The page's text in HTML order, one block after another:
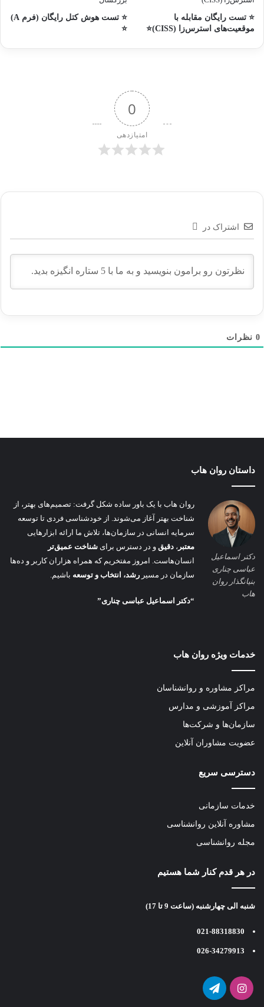
⭐ تست رایگان مقابله با
موقعیت‌های استرس‌زا (CISS)⭐
⭐ تست هوش کتل رایگان (فرم A)
⭐
0
امتیازدهی
اشتراک در
0 نظرات
داستان روان هاب
دکتر اسماعیل
عباسی چناری
بنیانگذار روان
هاب
روان هاب با یک باور ساده شکل گرفت: تصمیم‌های بهتر، از
شناخت بهتر آغاز می‌شوند. از خودشناسی فردی تا توسعه
سرمایه انسانی در سازمان‌ها، تلاش ما ارائه ابزارهایی
معتبر ، دقیقو در دسترس برای شناخت عمیق‌تر
انسان‌هاست. امروز مفتخریم که همراه هزاران کاربر و ده‌ها
سازمان در مسیر رشد، انتخاب و توسعه باشیم.
“دکتر اسماعیل عباسی چناری”
خدمات ویژه روان هاب
مراکز مشاوره و روانشناسان
مراکز آموزشی و مدارس
سازمان‌ها و شرکت‌ها
عضویت مشاوران آنلاین
دسترسی سریع
خدمات سازمانی
مشاوره آنلاین روانشناسی
مجله روانشناسی
در هر قدم کنار شما هستیم
شنبه الی چهارشنبه (ساعت 9 تا 17)
021-88318830
026-34279913
اینستاگرامتلگرام